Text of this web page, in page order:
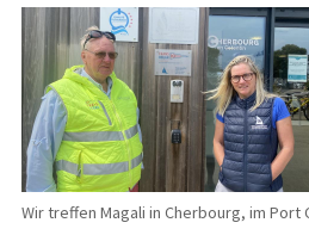
Wir treffen Magali in Cherbourg, im Port